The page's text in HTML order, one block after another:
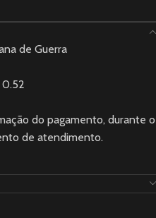
de Guerra
0.52
do pagamento, durante o
de atendimento.